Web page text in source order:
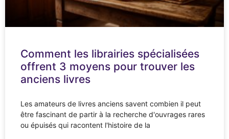
Comment les librairies spécialisées
offrent 3 moyens pour trouver les
anciens livres
Les amateurs de livres anciens savent combien il peut
être fascinant de partir à la recherche d'ouvrages rares
ou épuisés qui racontent l'histoire de la